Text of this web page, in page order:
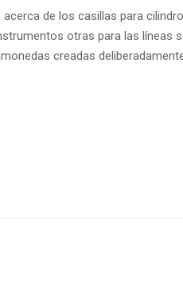
de los casillas para
otras para las líneas
creadas